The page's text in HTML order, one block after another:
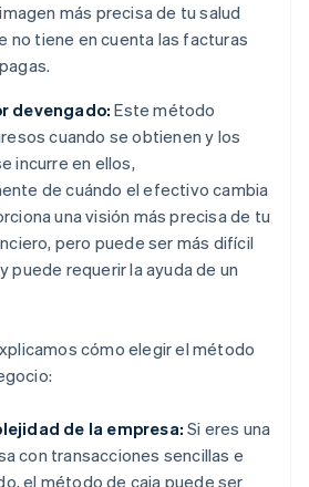
más precisa de tu salud
no tiene en cuenta las facturas
devengado: Este método
cuando se obtienen y los
incurre en ellos,
de cuándo el efectivo cambia
una visión más precisa de tu
pero puede ser más difícil
puede requerir la ayuda de un
cómo elegir el método
de la empresa: Si eres una
con transacciones sencillas e
el método de caja puede ser